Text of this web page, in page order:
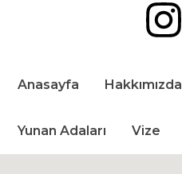
Anasayfa Hakkımızda
Yunan Adaları Vize